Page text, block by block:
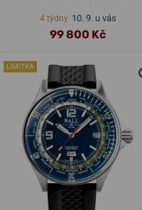
4 týdny 10. 9. u vás
99 800 Kč
LIMITKA